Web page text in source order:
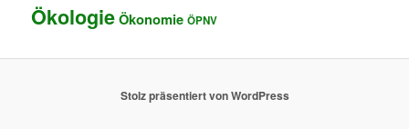
ÖkologieÖkonomie ÖPNV
Stolz präsentiert von WordPress